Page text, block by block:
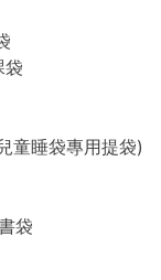
袋
童睡袋專用提袋)
袋